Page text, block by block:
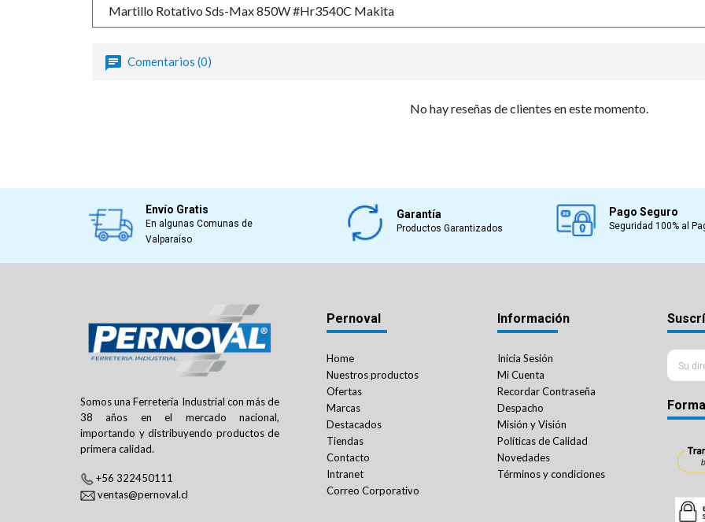
Martillo Rotativo Sds-Max 850W #Hr3540C Makita
Comentarios (0)
No hay reseñas de clientes en este momento.
Envío Gratis
En algunas Comunas de
Valparaíso
Garantía
Productos Garantizados
Pago Seguro
Seguridad 100% al
Somos una Ferretería Industrial con más de
38 años en el mercado nacional,
importando y distribuyendo productos de
primera calidad.
+56 322450111
ventas@pernoval.cl
Pernoval
Home
Nuestros productos
Ofertas
Marcas
Destacados
Tiendas
Contacto
Intranet
Correo Corporativo
Información
Inicia Sesión
Mi Cuenta
Recordar Contraseña
Despacho
Misión y Visión
Políticas de Calidad
Novedades
Términos y condiciones